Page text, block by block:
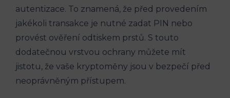
autentizace. To znamená, že před provedením
jakékoli transakce je nutné zadat PIN nebo
provést ověření odtiskem prstů. S touto
dodatečnou vrstvou ochrany můžete mít
jistotu, že vaše kryptoměny jsou v bezpečí před
neoprávněným přístupem.